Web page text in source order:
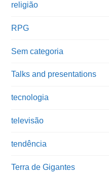
religião
RPG
Sem categoria
Talks and presentations
tecnologia
televisão
tendência
Terra de Gigantes